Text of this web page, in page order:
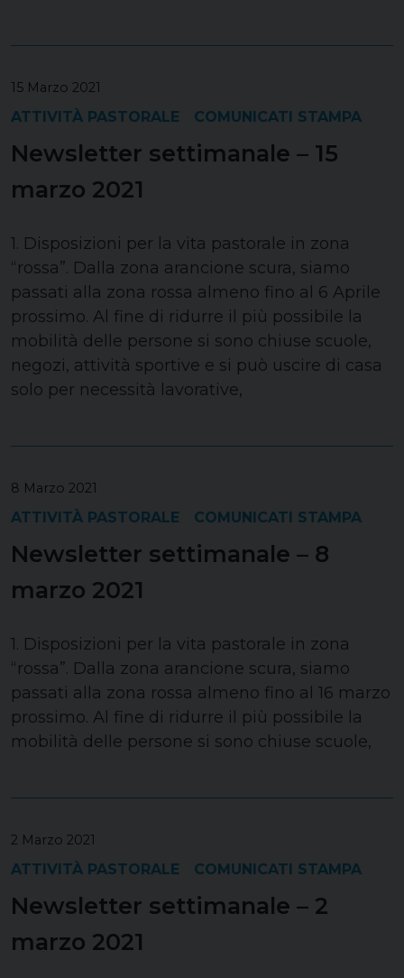
15 Marzo 2021
ATTIVITÀ PASTORALE COMUNICATI STAMPA
Newsletter settimanale – 15
marzo 2021
1. Disposizioni per la vita pastorale in zona
“rossa”. Dalla zona arancione scura, siamo
passati alla zona rossa almeno fino al 6 Aprile
prossimo. Al fine di ridurre il più possibile la
mobilità delle persone si sono chiuse scuole,
negozi, attività sportive e si può uscire di casa
solo per necessità lavorative,
8 Marzo 2021
ATTIVITÀ PASTORALE COMUNICATI STAMPA
Newsletter settimanale – 8
marzo 2021
1. Disposizioni per la vita pastorale in zona
“rossa”. Dalla zona arancione scura, siamo
passati alla zona rossa almeno fino al 16 marzo
prossimo. Al fine di ridurre il più possibile la
mobilità delle persone si sono chiuse scuole,
2 Marzo 2021
ATTIVITÀ PASTORALE COMUNICATI STAMPA
Newsletter settimanale – 2
marzo 2021